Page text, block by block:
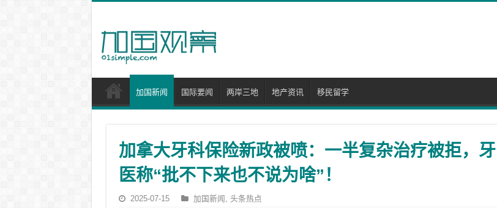
加国新闻 国际要闻 两岸三地 地产资讯 移民留学
加拿大牙科保险新政被喷：一半复杂治疗被拒，牙
医称“批不下来也不说为啥”！
2025-07-15 加国新闻 , 头条热点